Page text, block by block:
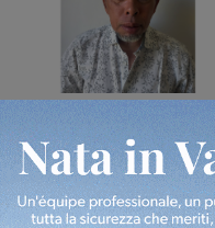
campo di Miah Billal, il
Prefetto di Arezzo:
“L’attenzione delle
istituzioni su questa
vicenda resta alta”